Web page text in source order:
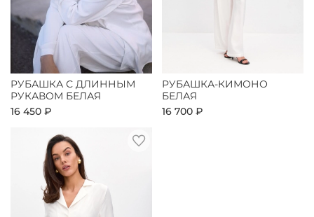
РУБАШКА С ДЛИННЫМ
РУКАВОМ БЕЛАЯ
16 450 ₽
РУБАШКА-КИМОНО
БЕЛАЯ
16 700 ₽